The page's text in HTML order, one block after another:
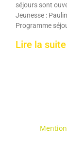
séjours sont
Jeunesse :
Programme
Lire la suite